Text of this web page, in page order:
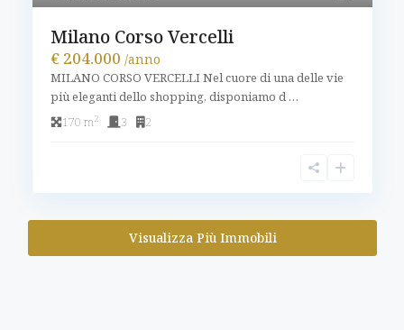
Milano Corso Vercelli
€ 204.000 /anno
MILANO CORSO VERCELLI Nel cuore di una delle vie
più eleganti dello shopping, disponiamo d …
170 m2 3 2
Visualizza Più Immobili